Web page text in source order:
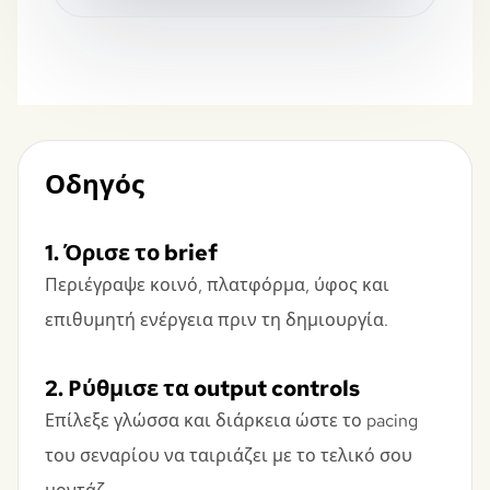
Οδηγός
1. Όρισε το brief
Περιέγραψε κοινό, πλατφόρμα, ύφος και
επιθυμητή ενέργεια πριν τη δημιουργία.
2. Ρύθμισε τα output controls
Επίλεξε γλώσσα και διάρκεια ώστε το pacing
του σεναρίου να ταιριάζει με το τελικό σου